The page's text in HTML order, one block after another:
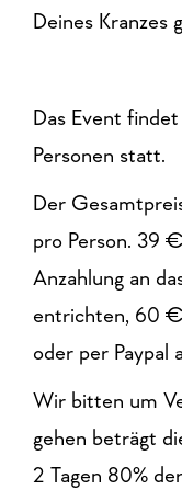
Deines Kranzes
Das Event
Personen statt.
Der
pro Person. 39
Anzahlung an
entrichten, 60 €
oder per Paypal
Wir bitten um
gehen beträgt
2 Tagen 80%